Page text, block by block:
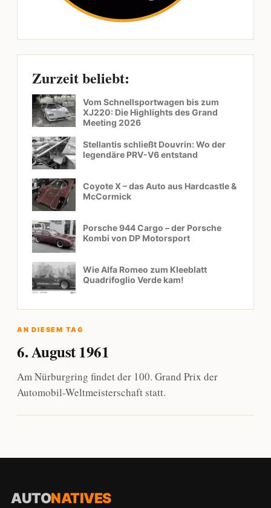
Zurzeit beliebt:
Vom Schnellsportwagen bis zum
XJ220: Die Highlights des Grand
Meeting 2026
Stellantis schließt Douvrin: Wo der
legendäre PRV-V6 entstand
Coyote X – das Auto aus Hardcastle &
McCormick
Porsche 944 Cargo – der Porsche
Kombi von DP Motorsport
Wie Alfa Romeo zum Kleeblatt
Quadrifoglio Verde kam!
AN DIESEM TAG
6. August 1961
Am Nürburgring findet der 100. Grand Prix der
Automobil-Weltmeisterschaft statt.
AUTONATIVES